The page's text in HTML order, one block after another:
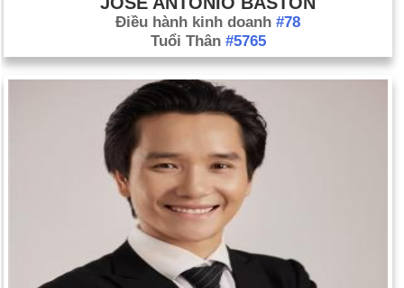
Điều hành kinh doanh #78
Tuổi Thân #5765